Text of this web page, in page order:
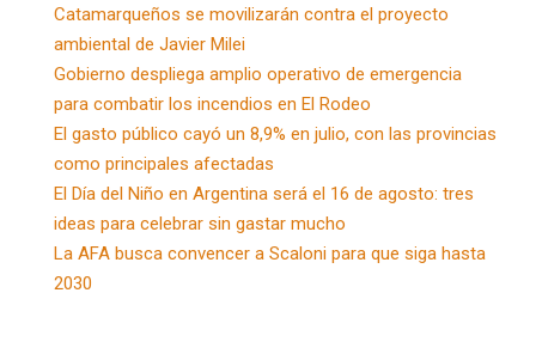
Catamarqueños se movilizarán contra el proyecto
ambiental de Javier Milei
Gobierno despliega amplio operativo de emergencia
para combatir los incendios en El Rodeo
El gasto público cayó un 8,9% en julio, con las provincias
como principales afectadas
El Día del Niño en Argentina será el 16 de agosto: tres
ideas para celebrar sin gastar mucho
La AFA busca convencer a Scaloni para que siga hasta
2030